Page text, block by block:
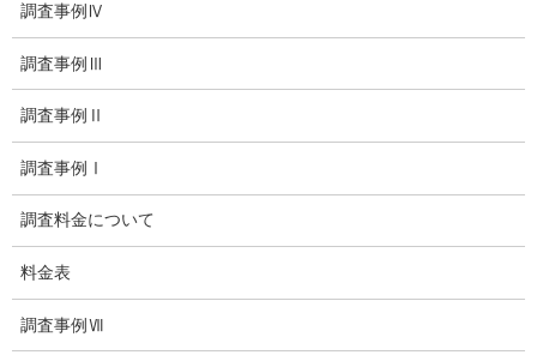
顧問弁護士のご案内
委任契約
低料金の理由
スキルの高さ＝高額料金？
適正料金
稼働制って何？
探偵
調査事例Ⅳ
調査事例Ⅲ
調査事例Ⅱ
調査事例Ⅰ
調査料金について
料金表
調査事例Ⅶ